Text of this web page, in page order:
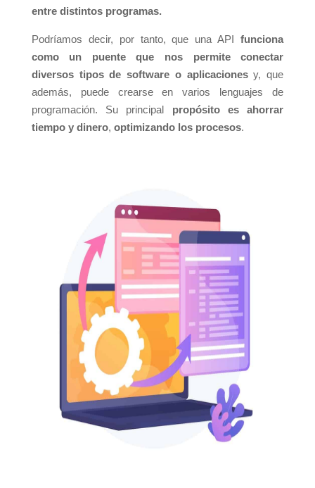
entre distintos programas.
Podríamos decir, por tanto, que una APIfunciona
como un puente que nos permite conectar
diversos tipos de software o aplicacionesy, que
además, puede crearse en varios lenguajes de
programación. Su principal propósito es ahorrar
tiempo y dinero, optimizando los procesos.